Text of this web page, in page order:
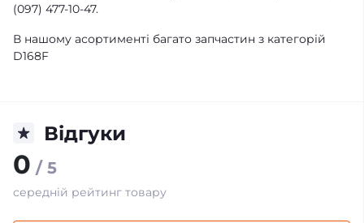
(097) 477-10-47.
В нашому асортименті багато запчастин з категорій
D168F
Відгуки
0 / 5
середній рейтинг товару